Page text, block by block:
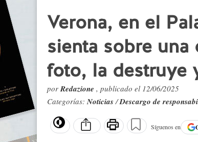
Verona, en el
sienta sobre una
foto, la destruye
porRedazione , publicado el 12/06/2025
Categorías:Noticias/Descargo de
Síguenos en